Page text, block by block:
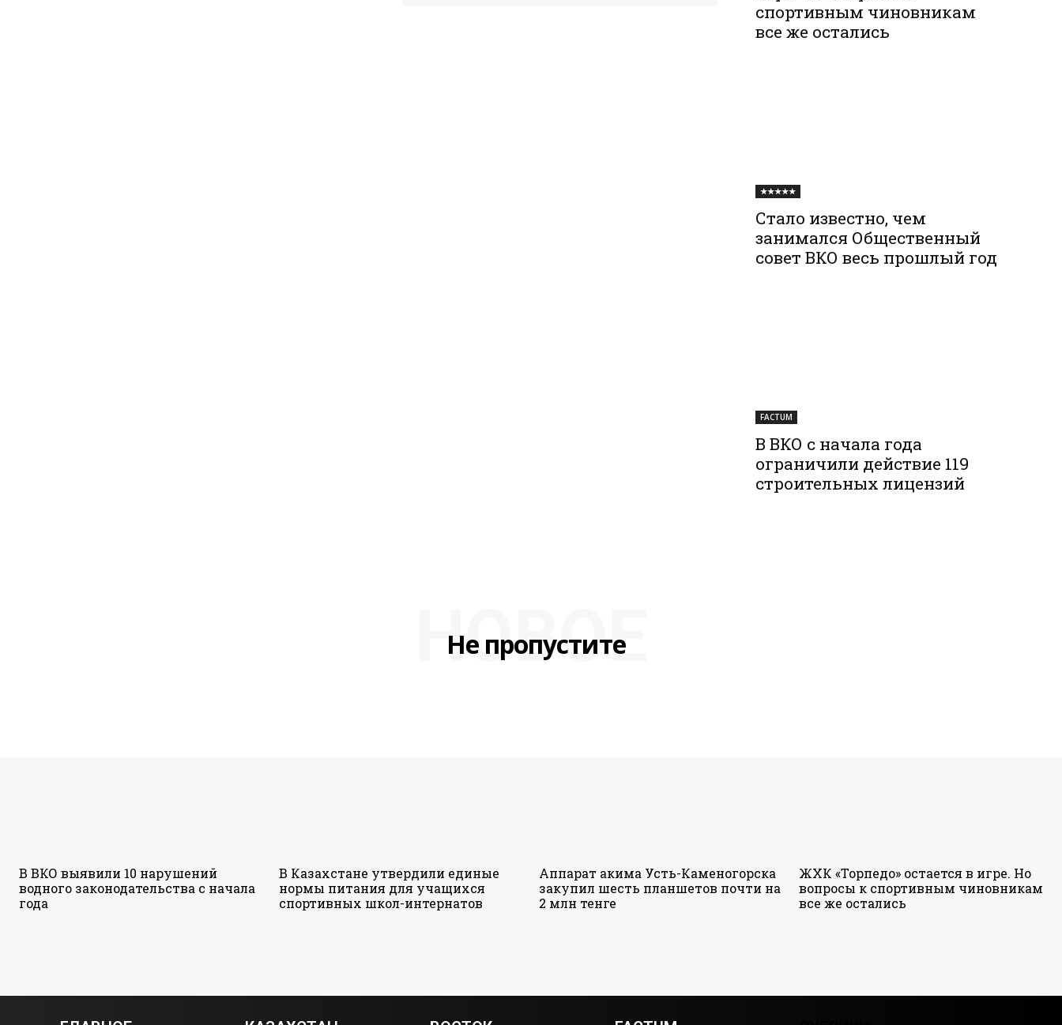
спортивным чиновникам
все же остались
★★★★★
Стало известно, чем
занимался Общественный
совет ВКО весь прошлый год
FACTUM
В ВКО с начала года
ограничили действие 119
строительных лицензий
Не пропустите
НОВОЕ
В ВКО выявили 10 нарушений
водного законодательства с начала
года
В Казахстане утвердили единые
нормы питания для учащихся
спортивных школ-интернатов
Аппарат акима Усть-Каменогорска
закупил шесть планшетов почти на
2 млн тенге
ЖХК «Торпедо» остается в игре. Но
вопросы к спортивным чиновникам
все же остались